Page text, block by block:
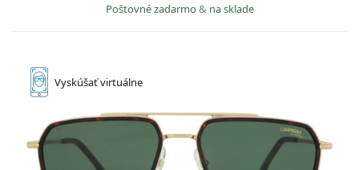
Poštovné zadarmo& na sklade
Vyskúšaťvirtuálne